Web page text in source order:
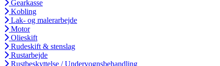
Gearkasse
Kobling
Lak- og malerarbejde
Motor
Olieskift
Rudeskift & stenslag
Rustarbejde
Rustbeskyttelse / Undervognsbehandling